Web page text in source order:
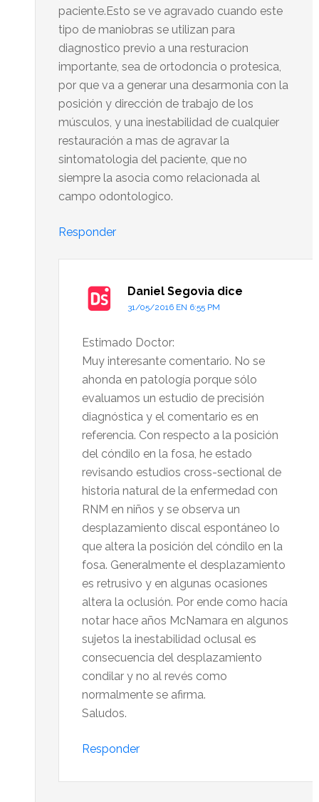
paciente.Esto se ve agravado cuando este
tipo de maniobras se utilizan para
diagnostico previo a una resturacion
importante, sea de ortodoncia o protesica,
por que va a generar una desarmonia con la
posición y dirección de trabajo de los
músculos, y una inestabilidad de cualquier
restauración a mas de agravar la
sintomatologia del paciente, que no
siempre la asocia como relacionada al
campo odontologico.
Responder
Daniel Segovia dice
31/05/2016 EN 6:55 PM
Estimado Doctor:
Muy interesante comentario. No se
ahonda en patología porque sólo
evaluamos un estudio de precisión
diagnóstica y el comentario es en
referencia. Con respecto a la posición
del cóndilo en la fosa, he estado
revisando estudios cross-sectional de
historia natural de la enfermedad con
RNM en niños y se observa un
desplazamiento discal espontáneo lo
que altera la posición del cóndilo en la
fosa. Generalmente el desplazamiento
es retrusivo y en algunas ocasiones
altera la oclusión. Por ende como hacía
notar hace años McNamara en algunos
sujetos la inestabilidad oclusal es
consecuencia del desplazamiento
condilar y no al revés como
normalmente se afirma.
Saludos.
Responder